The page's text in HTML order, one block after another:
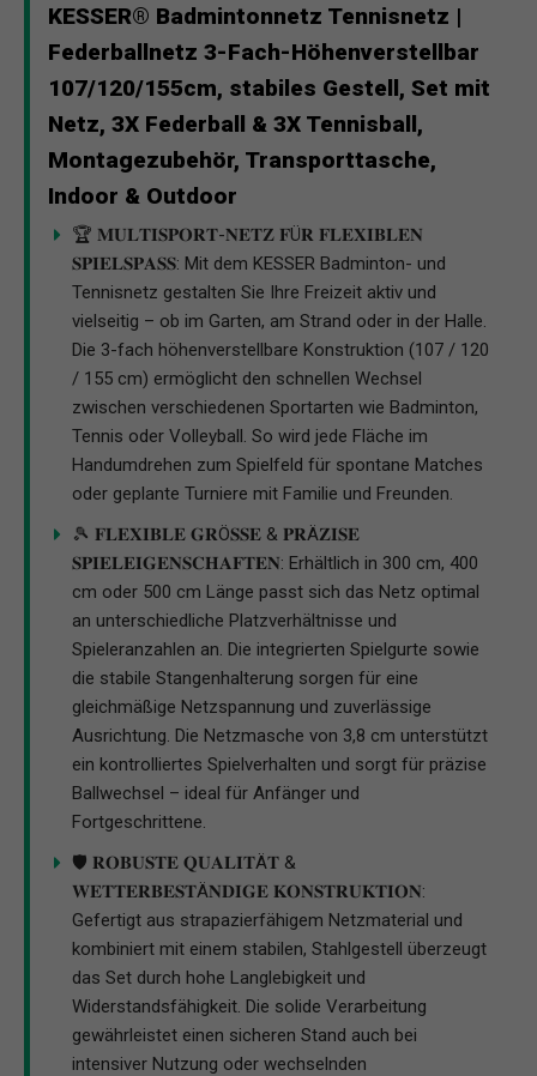
KESSER® Badmintonnetz Tennisnetz |
Federballnetz 3-Fach-Höhenverstellbar
107/120/155cm, stabiles Gestell, Set mit
Netz, 3X Federball & 3X Tennisball,
Montagezubehör, Transporttasche,
Indoor & Outdoor
🏆 𝐌𝐔𝐋𝐓𝐈𝐒𝐏𝐎𝐑𝐓-𝐍𝐄𝐓𝐙 𝐅Ü𝐑 𝐅𝐋𝐄𝐗𝐈𝐁𝐋𝐄𝐍
𝐒𝐏𝐈𝐄𝐋𝐒𝐏𝐀𝐒𝐒: Mit dem KESSER Badminton- und
Tennisnetz gestalten Sie Ihre Freizeit aktiv und
vielseitig – ob im Garten, am Strand oder in der Halle.
Die 3-fach höhenverstellbare Konstruktion (107 / 120
/ 155 cm) ermöglicht den schnellen Wechsel
zwischen verschiedenen Sportarten wie Badminton,
Tennis oder Volleyball. So wird jede Fläche im
Handumdrehen zum Spielfeld für spontane Matches
oder geplante Turniere mit Familie und Freunden.
🎾 𝐅𝐋𝐄𝐗𝐈𝐁𝐋𝐄 𝐆𝐑Ö𝐒𝐒𝐄 & 𝐏𝐑Ä𝐙𝐈𝐒𝐄
𝐒𝐏𝐈𝐄𝐋𝐄𝐈𝐆𝐄𝐍𝐒𝐂𝐇𝐀𝐅𝐓𝐄𝐍: Erhältlich in 300 cm, 400
cm oder 500 cm Länge passt sich das Netz optimal
an unterschiedliche Platzverhältnisse und
Spieleranzahlen an. Die integrierten Spielgurte sowie
die stabile Stangenhalterung sorgen für eine
gleichmäßige Netzspannung und zuverlässige
Ausrichtung. Die Netzmasche von 3,8 cm unterstützt
ein kontrolliertes Spielverhalten und sorgt für präzise
Ballwechsel – ideal für Anfänger und
Fortgeschrittene.
🛡️ 𝐑𝐎𝐁𝐔𝐒𝐓𝐄 𝐐𝐔𝐀𝐋𝐈𝐓Ä𝐓 &
𝐖𝐄𝐓𝐓𝐄𝐑𝐁𝐄𝐒𝐓Ä𝐍𝐃𝐈𝐆𝐄 𝐊𝐎𝐍𝐒𝐓𝐑𝐔𝐊𝐓𝐈𝐎𝐍:
Gefertigt aus strapazierfähigem Netzmaterial und
kombiniert mit einem stabilen, Stahlgestell überzeugt
das Set durch hohe Langlebigkeit und
Widerstandsfähigkeit. Die solide Verarbeitung
gewährleistet einen sicheren Stand auch bei
intensiver Nutzung oder wechselnden